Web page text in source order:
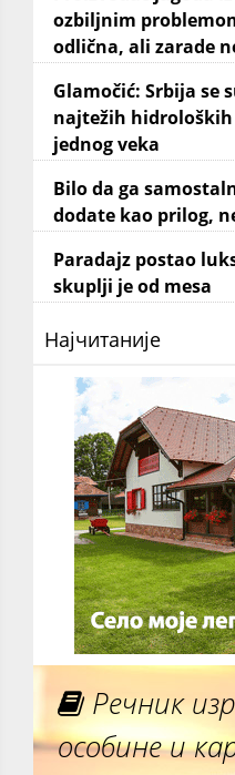
ozbiljnim
odlična, ali zarade
Glamočić: Srbija se
najtežih
jednog veka
Bilo da ga
dodate kao prilog,
Paradajz postao
skuplji je od mesa
Најчитаније
Речник
особине и